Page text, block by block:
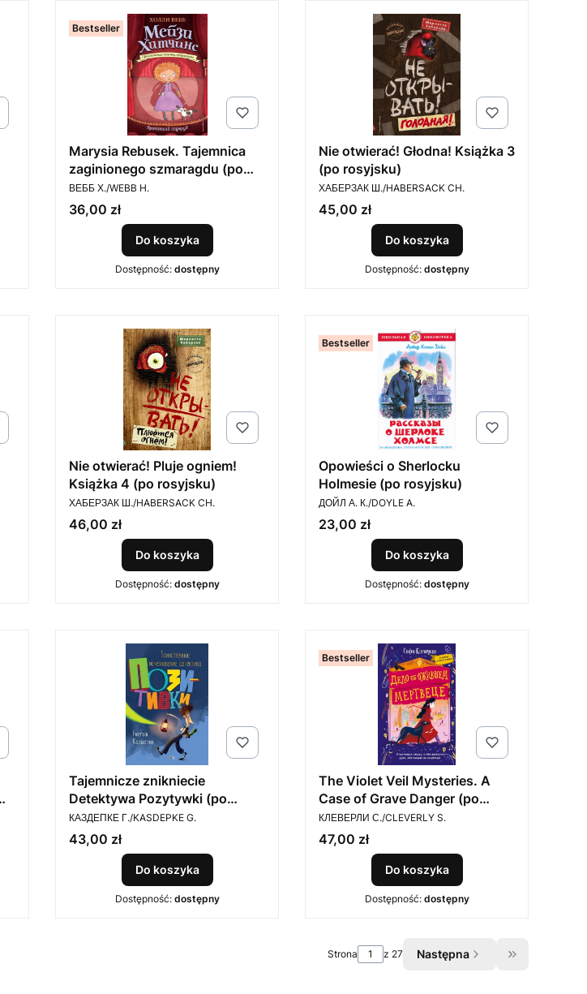
Bestseller
Marysia Rebusek. Tajemnica
zaginionego szmaragdu (po
rosyjsku)
PRODUCENT
ВЕББ Х./WEBB H.
Cena
36,00 zł
Do koszyka
Dostępność: dostępny
Nie otwierać! Głodna! Książka 3
(po rosyjsku)
PRODUCENT
ХАБЕРЗАК Ш./HABERSACK CH.
Cena
45,00 zł
Do koszyka
Dostępność: dostępny
Nie otwierać! Pluje ogniem!
Książka 4 (po rosyjsku)
PRODUCENT
ХАБЕРЗАК Ш./HABERSACK CH.
Cena
46,00 zł
Do koszyka
Dostępność: dostępny
Bestseller
Opowieści o Sherlocku
Holmesie (po rosyjsku)
PRODUCENT
ДОЙЛ А. К./DOYLE A.
Cena
23,00 zł
Do koszyka
Dostępność: dostępny
Tajemnicze znikniecie
Detektywa Pozytywki (po
rosyjsku)
PRODUCENT
КАЗДЕПКЕ Г./KASDEPKE G.
Cena
43,00 zł
Do koszyka
Dostępność: dostępny
Bestseller
The Violet Veil Mysteries. A
Case of Grave Danger (po
rosyjsku)
PRODUCENT
КЛЕВЕРЛИ С./CLEVERLY S.
Cena
47,00 zł
Do koszyka
Dostępność: dostępny
Strona z 27 Następna Przejdź do